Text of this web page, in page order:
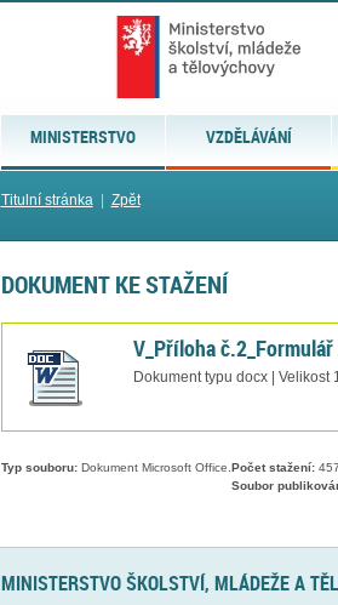
MINISTERSTVO VZDĚLÁVÁNÍ
Titulní stránka| Zpět
DOKUMENT KE STAŽENÍ
V_Příloha
Dokument typu docx | Velikost
Typ souboru:Dokument Microsoft Office. Počet stažení:457
Soubor
MINISTERSTVO ŠKOLSTVÍ, MLÁDEŽE A